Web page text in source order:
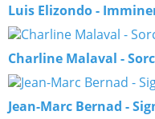
Luis Elizondo -
Charline Malaval -
Jean-Marc Bernad -